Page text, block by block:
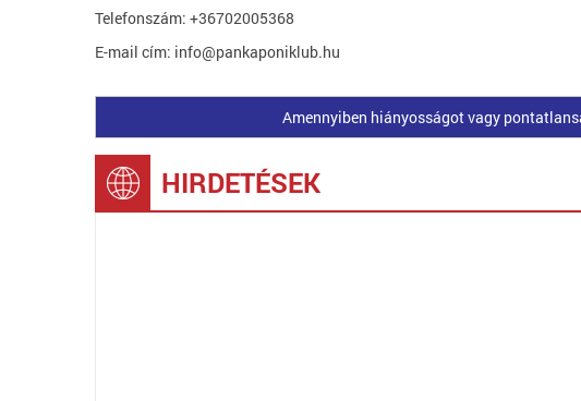
Telefonszám: +36702005368
E-mail cím: info@pankaponiklub.hu
Amennyiben hiányosságot vagy
HIRDETÉSEK